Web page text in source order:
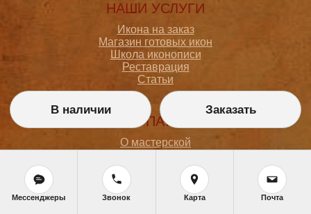
НАШИ УСЛУГИ
Икона на заказ
Магазин готовых икон
Школа иконописи
Реставрация
Статьи
ПОКУПАТЕЛЮ
О мастерской
Доставка и оплата
Политика конфиденциальности
Согласие на обработку персональных данных
Политика обработки персональных данных
В наличии Заказать
Мессенджеры Звонок Карта Почта